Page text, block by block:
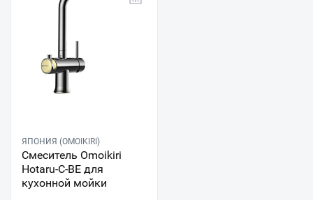
ЯПОНИЯ (OMOIKIRI)
Смеситель Omoikiri
Hotaru-C-BE для
кухонной мойки